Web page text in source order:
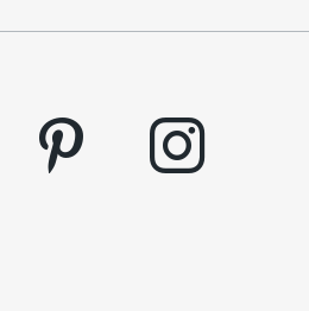
pinterest instagram